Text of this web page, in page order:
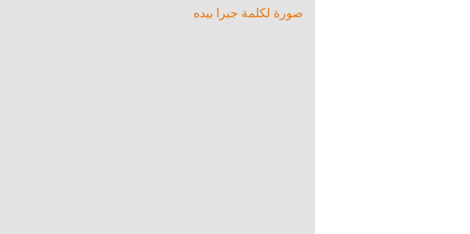
صورة لكلمة جبرا بيده